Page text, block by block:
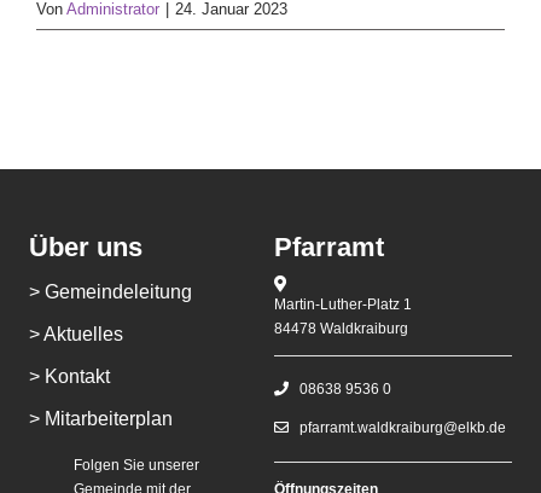
Von Administrator 24. Januar 2023
Über uns
> Gemeindeleitung
> Aktuelles
> Kontakt
> Mitarbeiterplan
Folgen Sie unserer
Gemeinde mit der
Pfarramt
Martin-Luther-Platz 1
84478 Waldkraiburg
08638 9536 0
pfarramt.waldkraiburg@elkb.de
Öffnungszeiten